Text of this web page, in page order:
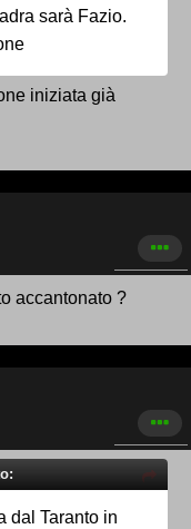
sarà Fazio.
iniziata già
accantonato ?
dal Taranto in